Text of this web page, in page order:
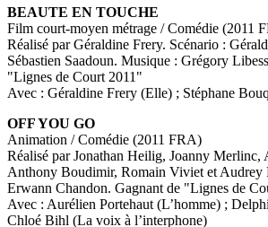
BEAUTE EN TOUCHE
Film court-moyen métrage / Comédie (2011
Réalisé par Géraldine Frery. Scénario :
Sébastien Saadoun. Musique : Grégory
"Lignes de Court 2011"
Avec : Géraldine Frery (Elle) ; Stéphane
OFF YOU GO
Animation / Comédie (2011 FRA)
Réalisé par Jonathan Heilig, Joanny Merlinc,
Anthony Boudimir, Romain Viviet et Audrey
Erwann Chandon. Gagnant de "Lignes de
Avec : Aurélien Portehaut (L’homme) ;
Chloé Bihl (La voix à l’interphone)